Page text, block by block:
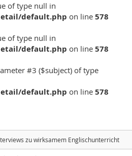
of type null in
default.php on line 578
of type null in
default.php on line 578
#3 ($subject) of type
default.php on line 578
zu wirksamem Englischunterricht